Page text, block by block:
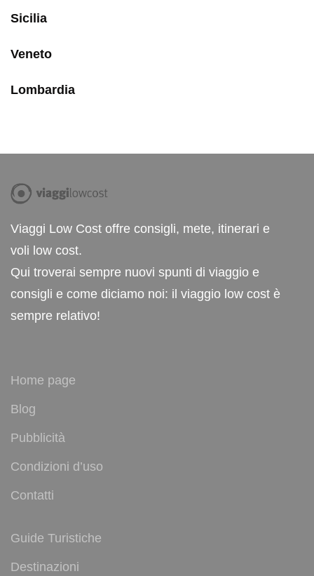
Sicilia
Veneto
Lombardia
Viaggi Low Cost offre consigli, mete, itinerari e
voli low cost.
Qui troverai sempre nuovi spunti di viaggio e
consigli e come diciamo noi: il viaggio low cost è
sempre relativo!
Home page
Blog
Pubblicità
Condizioni d’uso
Contatti
Guide Turistiche
Destinazioni